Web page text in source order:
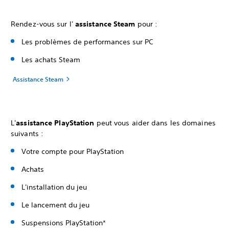
Rendez-vous sur l' assistance Steam pour :‎
Les problèmes de performances sur PC
Les achats Steam
Assistance Steam
L'assistance PlayStation peut vous aider dans les domaines
suivants :
Votre compte pour PlayStation
Achats
L'installation du jeu
Le lancement du jeu
Suspensions PlayStation*